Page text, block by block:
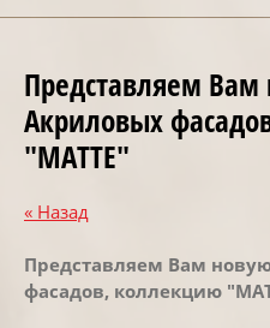
Представляем
Акриловых
"MATTE"
« Назад
Представляем Вам
фасадов, коллекцию